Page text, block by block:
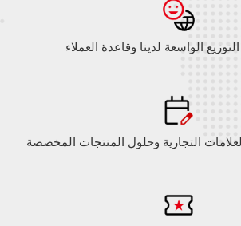
الواسعة لدينا وقاعدة العملاء
التجارية وحلول المنتجات المخصصة